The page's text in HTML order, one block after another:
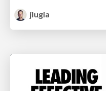
jlugia